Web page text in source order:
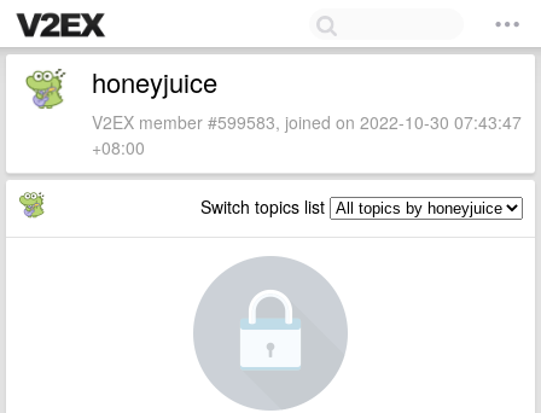
honeyjuice
V2EX member #599583, joined on 2022-10-30 07:43:47
+08:00
Switch topics list